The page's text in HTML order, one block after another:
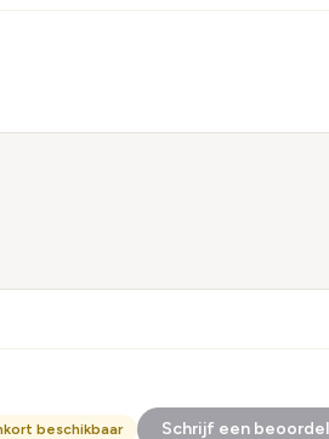
beschikbaar Schrijf een